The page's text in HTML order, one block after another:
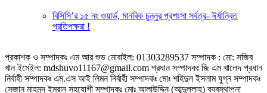
বিসিসি’র ১৫ নং ওয়ার্ড, মানবিক চুন্নুর প্রশংসা সর্বত্র- ঈর্ষান্বিত
প্রতিপক্ষরা !
প্রকাশক ও সম্পাদকঃ এম আর শুভ মোবাইল: 01303289537 সম্পাদক : মো: সজিব
খান ইমেইল: mdshuvo11167@gmail.com প্রধান সম্পাদকঃ জি এম খালেদ প্রধান
নির্বাহী সম্পাদকঃ এম.এস আই লিমন নির্বাহী সম্পাদকঃ মোঃ শহিদুল ইসলাম যুগ্ন সম্পাদকঃ
সেজান মাহমুদ ইমরান সহযোগী সম্পাদকঃ মোঃ আলাউদ্দিন (আব্দুল্লাহ) ব্যবস্থাপনা